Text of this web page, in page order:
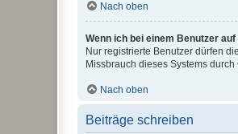
Nach oben
Wenn ich bei einem Benutzer
Nur registrierte Benutzer dürfen
Missbrauch dieses Systems
Nach oben
Beiträge schreiben